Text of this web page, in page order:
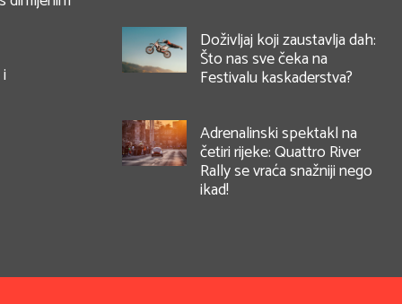
Doživljaj koji zaustavlja dah:
Što nas sve čeka na
Festivalu kaskaderstva?
Adrenalinski spektakl na
četiri rijeke: Quattro River
Rally se vraća snažniji nego
ikad!